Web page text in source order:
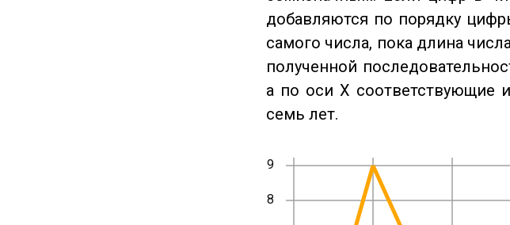
добавляются по порядку
самого числа, пока длина
полученной
а по оси X соответствующие
семь лет.